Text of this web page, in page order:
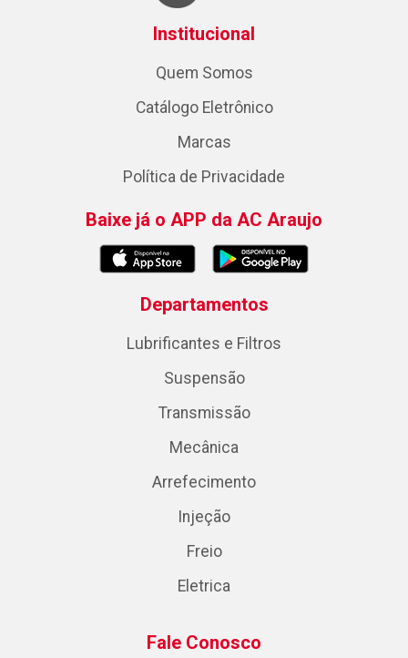
Institucional
Quem Somos
Catálogo Eletrônico
Marcas
Política de Privacidade
Baixe já o APP da AC Araujo
Departamentos
Lubrificantes e Filtros
Suspensão
Transmissão
Mecânica
Arrefecimento
Injeção
Freio
Eletrica
Fale Conosco